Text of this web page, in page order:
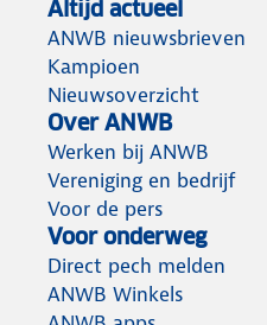
Altijd actueel
ANWB nieuwsbrieven
Kampioen
Nieuwsoverzicht
Over ANWB
Werken bij ANWB
Vereniging en bedrijf
Voor de pers
Voor onderweg
Direct pech melden
ANWB Winkels